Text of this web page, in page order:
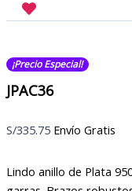
¡Precio Especial!
JPAC36
S/335.75 Envío Gratis
Lindo anillo de Plata